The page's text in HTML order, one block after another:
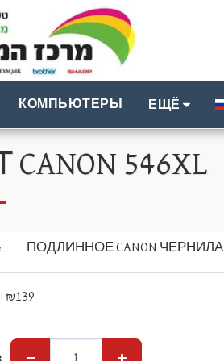
КОМПЬЮТЕРЫ ЕЩЁ
546XL
ПОДЛИННОЕ CANON ЧЕРНИЛА
₪139